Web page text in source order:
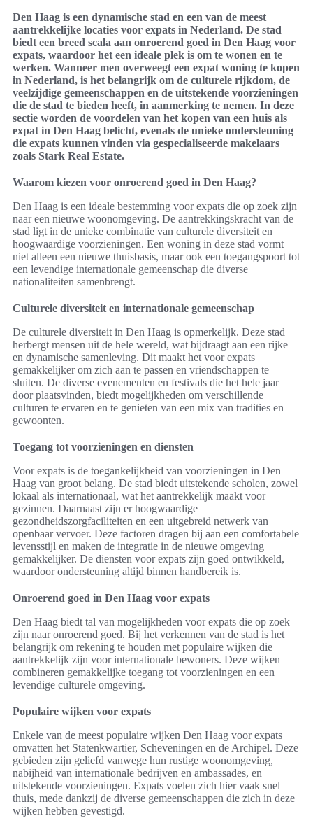
Den Haag is een dynamische stad en een van de meest
aantrekkelijke locaties voor expats in Nederland. De stad
biedt een breed scala aan onroerend goed in Den Haag voor
expats, waardoor het een ideale plek is om te wonen en te
werken. Wanneer men overweegt een expat woning te kopen
in Nederland, is het belangrijk om de culturele rijkdom, de
veelzijdige gemeenschappen en de uitstekende voorzieningen
die de stad te bieden heeft, in aanmerking te nemen. In deze
sectie worden de voordelen van het kopen van een huis als
expat in Den Haag belicht, evenals de unieke ondersteuning
die expats kunnen vinden via gespecialiseerde makelaars
zoals Stark Real Estate.
Waarom kiezen voor onroerend goed in Den Haag?
Den Haag is een ideale bestemming voor expats die op zoek zijn
naar een nieuwe woonomgeving. De aantrekkingskracht van de
stad ligt in de unieke combinatie van culturele diversiteit en
hoogwaardige voorzieningen. Een woning in deze stad vormt
niet alleen een nieuwe thuisbasis, maar ook een toegangspoort tot
een levendige internationale gemeenschap die diverse
nationaliteiten samenbrengt.
Culturele diversiteit en internationale gemeenschap
De culturele diversiteit in Den Haag is opmerkelijk. Deze stad
herbergt mensen uit de hele wereld, wat bijdraagt aan een rijke
en dynamische samenleving. Dit maakt het voor expats
gemakkelijker om zich aan te passen en vriendschappen te
sluiten. De diverse evenementen en festivals die het hele jaar
door plaatsvinden, biedt mogelijkheden om verschillende
culturen te ervaren en te genieten van een mix van tradities en
gewoonten.
Toegang tot voorzieningen en diensten
Voor expats is de toegankelijkheid van voorzieningen in Den
Haag van groot belang. De stad biedt uitstekende scholen, zowel
lokaal als internationaal, wat het aantrekkelijk maakt voor
gezinnen. Daarnaast zijn er hoogwaardige
gezondheidszorgfaciliteiten en een uitgebreid netwerk van
openbaar vervoer. Deze factoren dragen bij aan een comfortabele
levensstijl en maken de integratie in de nieuwe omgeving
gemakkelijker. De diensten voor expats zijn goed ontwikkeld,
waardoor ondersteuning altijd binnen handbereik is.
Onroerend goed in Den Haag voor expats
Den Haag biedt tal van mogelijkheden voor expats die op zoek
zijn naar onroerend goed. Bij het verkennen van de stad is het
belangrijk om rekening te houden met populaire wijken die
aantrekkelijk zijn voor internationale bewoners. Deze wijken
combineren gemakkelijke toegang tot voorzieningen en een
levendige culturele omgeving.
Populaire wijken voor expats
Enkele van de meest populaire wijken Den Haag voor expats
omvatten het Statenkwartier, Scheveningen en de Archipel. Deze
gebieden zijn geliefd vanwege hun rustige woonomgeving,
nabijheid van internationale bedrijven en ambassades, en
uitstekende voorzieningen. Expats voelen zich hier vaak snel
thuis, mede dankzij de diverse gemeenschappen die zich in deze
wijken hebben gevestigd.